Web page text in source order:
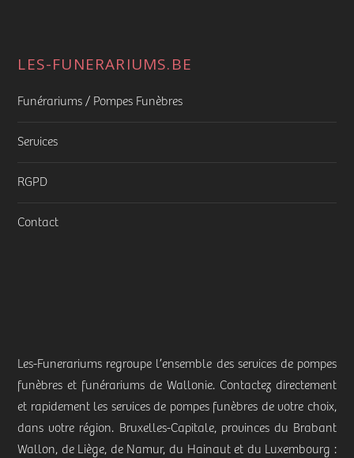
LES-FUNERARIUMS.BE
Funérariums / Pompes Funèbres
Services
RGPD
Contact
Les-Funerariums regroupe l’ensemble des services de pompes
funèbres et funérariums de Wallonie. Contactez directement
et rapidement les services de pompes funèbres de votre choix,
dans votre région. Bruxelles-Capitale, provinces du Brabant
Wallon, de Liège, de Namur, du Hainaut et du Luxembourg :